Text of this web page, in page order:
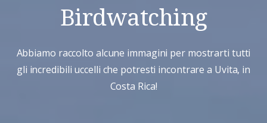
Birdwatching
Abbiamo raccolto alcune immagini per mostrarti tutti
gli incredibili uccelli che potresti incontrare a Uvita, in
Costa Rica!